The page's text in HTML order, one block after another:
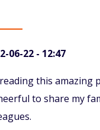
06-22 - 12:47
this amazing
to share my